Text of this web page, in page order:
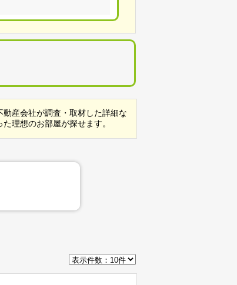
産会社が調査・取材した詳細な
理想のお部屋が探せます。